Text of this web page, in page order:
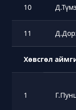
10
11
Хөвсгөл
1